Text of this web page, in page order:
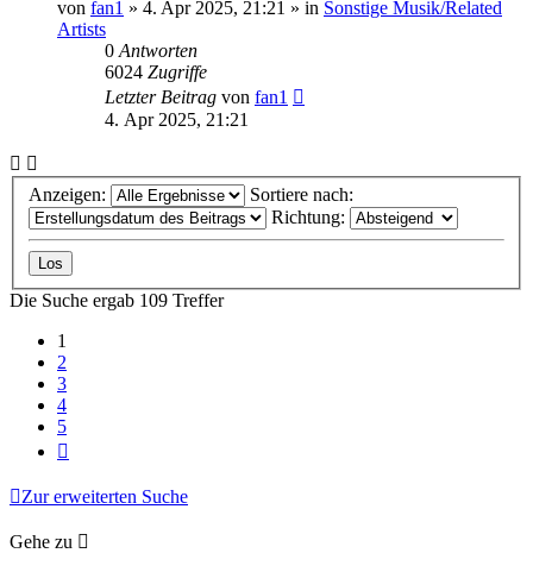
von fan1 » 4. Apr 2025, 21:21 » in Sonstige Musik/Related
Artists
0 Antworten
6024 Zugriffe
Letzter Beitrag von fan1
4. Apr 2025, 21:21
Anzeigen:
Sortiere nach:
Richtung:
Die Suche ergab 109 Treffer
1
2
3
4
5
Zur erweiterten Suche
Gehe zu